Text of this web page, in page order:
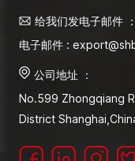
给我们发电子邮件 ：
电子邮件 :
公司地址 ：
No.599 Zhongqiang
District